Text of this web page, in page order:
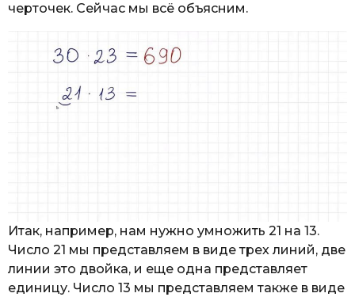
черточек. Сейчас мы всё объясним.
Итак, например, нам нужно умножить 21 на 13.
Число 21 мы представляем в виде трех линий, две
линии это двойка, и еще одна представляет
единицу. Число 13 мы представляем также в виде